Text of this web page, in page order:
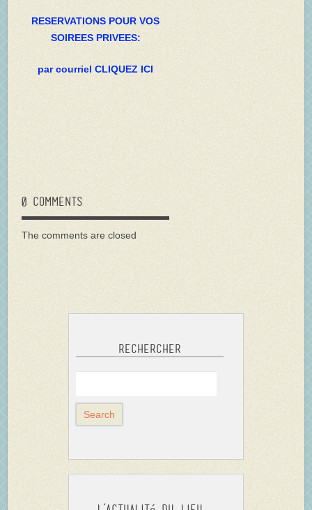
RESERVATIONS POUR VOS
SOIREES PRIVEES:
par courriel CLIQUEZ ICI
0 comments
The comments are closed
Rechercher